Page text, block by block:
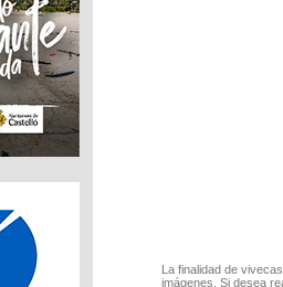
La finalidad de
imágenes. Si desea